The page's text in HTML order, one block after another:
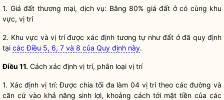
1. Giá đất thương mại, dịch vụ: Bằng 80% giá đất ở có cùng khu
vực, vị trí
2. Khu vực và vị trí được xác định tương tự như đất ở đã quy định
tại các Điều 5, 6, 7 và 8 của Quy định này.
Điều 11. Cách xác định vị trí, phân loại vị trí
1. Xác định vị trí: Được chia tối đa làm 04 vị trí theo các đường và
căn cứ vào khả năng sinh lợi, khoảng cách tới mặt tiền của các